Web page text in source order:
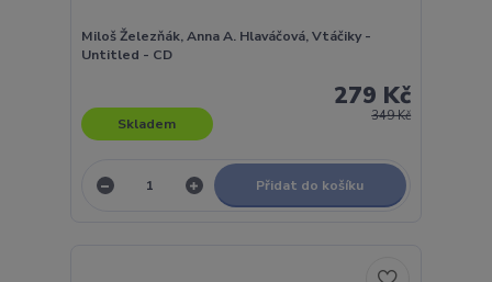
Miloš Železňák, Anna A. Hlaváčová, Vtáčiky -
Untitled - CD
349 Kč
279 Kč
Skladem
Přidat do košíku